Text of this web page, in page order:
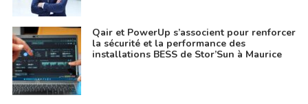
Qair et PowerUp s’associent pour renforcer
la sécurité et la performance des
installations BESS de Stor’Sun à Maurice